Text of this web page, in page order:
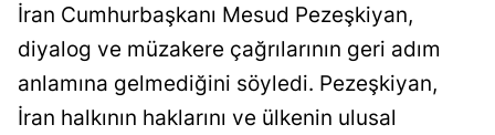
İran Cumhurbaşkanı Mesud Pezeşkiyan,
diyalog ve müzakere çağrılarının geri adım
anlamına gelmediğini söyledi. Pezeşkiyan,
İran halkının haklarını ve ülkenin ulusal